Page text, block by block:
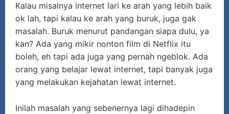
Kalau misalnya internet lari ke arah yang lebih baik
ok lah, tapi kalau ke arah yang buruk, juga gak
masalah. Buruk menurut pandangan siapa dulu, ya
kan? Ada yang mikir nonton film di Netflix itu
boleh, eh tapi ada juga yang pernah ngeblok. Ada
orang yang belajar lewat internet, tapi banyak juga
yang melakukan kejahatan lewat internet.
Inilah masalah yang sebenernya lagi dihadepin